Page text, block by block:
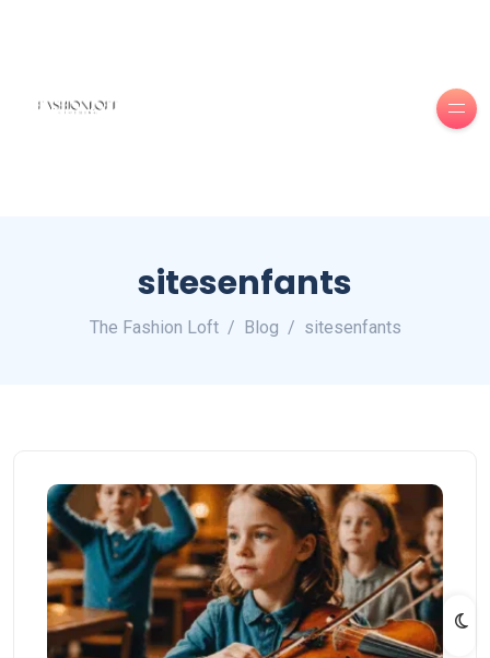
sitesenfants
The Fashion Loft Blog sitesenfants